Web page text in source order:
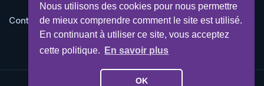
Nous utilisons des cookies pour nous permettre
de mieux comprendre comment le site est utilisé.
En continuant à utiliser ce site, vous acceptez
cette politique.
En savoir plus
OK
Contactez-nous